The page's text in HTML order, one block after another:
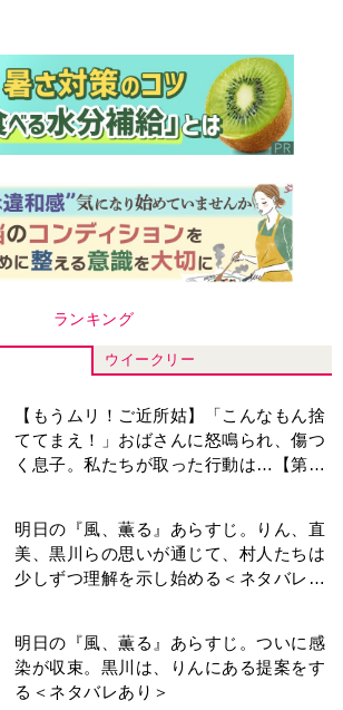
ランキング
ウイークリー
【もうムリ！ご近所姑】「こんなもん捨
ててまえ！」おばさんに怒鳴られ、傷つ
く息子。私たちが取った行動は…【第3
明日の『風、薫る』あらすじ。りん、直
美、黒川らの思いが通じて、村人たちは
少しずつ理解を示し始める＜ネタバレあ
明日の『風、薫る』あらすじ。ついに感
染が収束。黒川は、りんにある提案をす
る＜ネタバレあり＞